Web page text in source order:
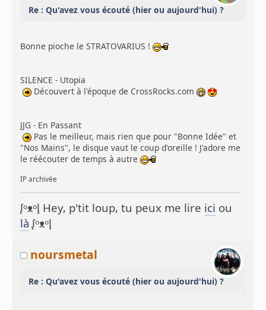
Re : Qu'avez vous écouté (hier ou aujourd'hui) ?
Bonne pioche le STRATOVARIUS !
SILENCE - Utopia
Découvert à l'époque de CrossRocks.com
JJG - En Passant
Pas le meilleur, mais rien que pour "Bonne Idée" et
"Nos Mains", le disque vaut le coup d'oreille ! J'adore me
le réécouter de temps à autre
IP archivée
ᶘᵒᴥᵒᶅ Hey, p'tit loup, tu peux me lire ici ou
là ᶘᵒᴥᵒᶅ
noursmetal
Re : Qu'avez vous écouté (hier ou aujourd'hui) ?